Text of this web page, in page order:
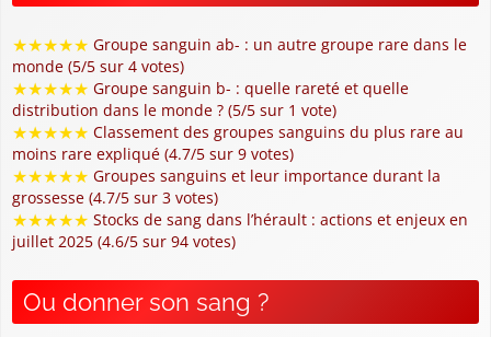
★★★★★ Groupe sanguin ab- : un autre groupe rare dans le
monde (5/5 sur 4 votes)
★★★★★ Groupe sanguin b- : quelle rareté et quelle
distribution dans le monde ? (5/5 sur 1 vote)
★★★★★ Classement des groupes sanguins du plus rare au
moins rare expliqué (4.7/5 sur 9 votes)
★★★★★ Groupes sanguins et leur importance durant la
grossesse (4.7/5 sur 3 votes)
★★★★★ Stocks de sang dans l’hérault : actions et enjeux en
juillet 2025 (4.6/5 sur 94 votes)
Ou donner son sang ?